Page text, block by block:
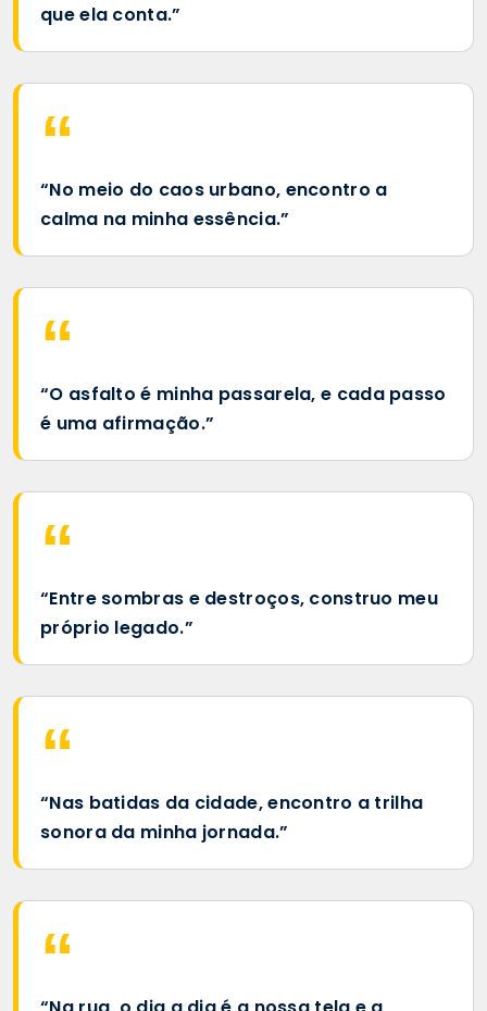
que ela conta.”
“No meio do caos urbano, encontro a
calma na minha essência.”
“O asfalto é minha passarela, e cada passo
é uma afirmação.”
“Entre sombras e destroços, construo meu
próprio legado.”
“Nas batidas da cidade, encontro a trilha
sonora da minha jornada.”